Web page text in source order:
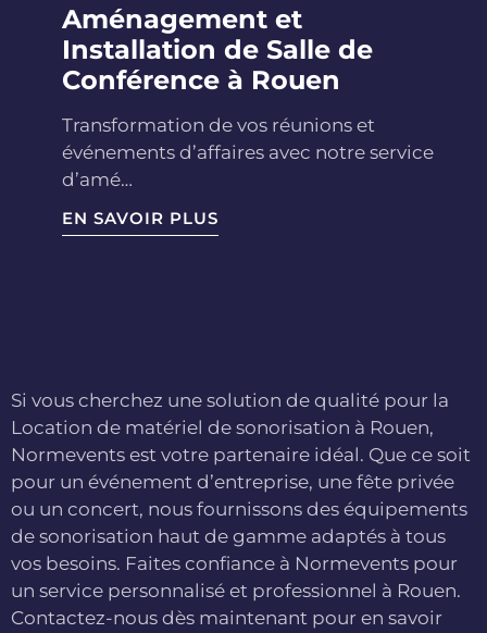
Aménagement et
Installation de Salle de
Conférence à Rouen
Transformation de vos réunions et
événements d’affaires avec notre service
d’amé…
EN SAVOIR PLUS
Si vous cherchez une solution de qualité pour la
Location de matériel de sonorisation à Rouen,
Normevents est votre partenaire idéal. Que ce soit
pour un événement d’entreprise, une fête privée
ou un concert, nous fournissons des équipements
de sonorisation haut de gamme adaptés à tous
vos besoins. Faites confiance à Normevents pour
un service personnalisé et professionnel à Rouen.
Contactez-nous dès maintenant pour en savoir